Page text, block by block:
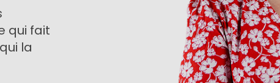
qui fait
la